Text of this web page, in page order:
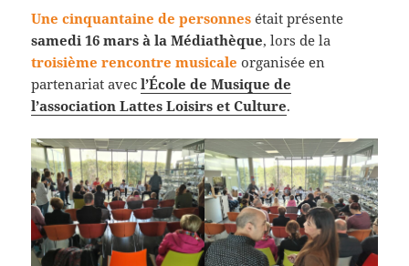
Une cinquantaine de personnes était présente
samedi 16 mars à la Médiathèque, lors de la
troisième rencontre musicale organisée en
partenariat avecl’École de Musique de
l’association Lattes Loisirs et Culture.